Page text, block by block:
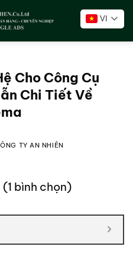
VI
Cho Công Cụ
Chi Tiết Về
TY AN NHIÊN
bình chọn)